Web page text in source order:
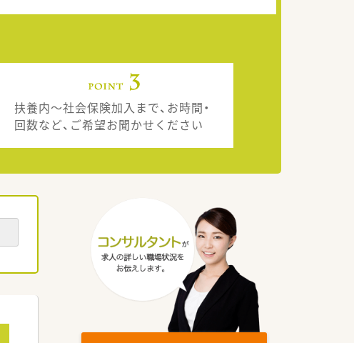
扶養内～社会保険加入まで、お時間・
回数など、ご希望お聞かせください